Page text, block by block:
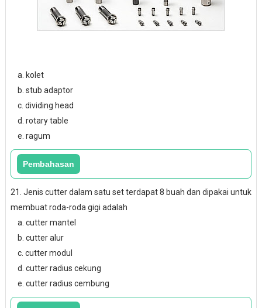
a. kolet
b. stub adaptor
c. dividing head
d. rotary table
e. ragum
21. Jenis cutter dalam satu set terdapat 8 buah dan dipakai untuk
membuat roda-roda gigi adalah
a. cutter mantel
b. cutter alur
c. cutter modul
d. cutter radius cekung
e. cutter radius cembung